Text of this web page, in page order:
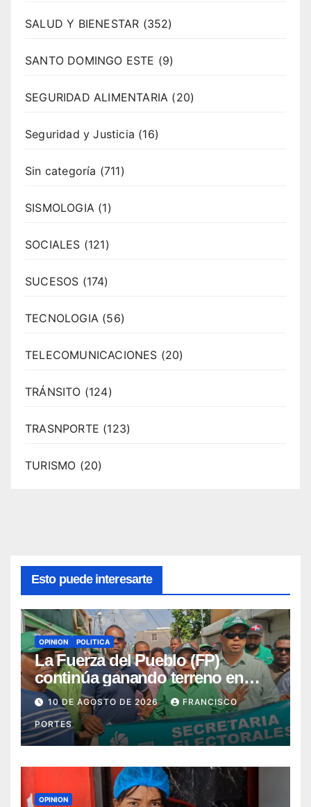
SALUD Y BIENESTAR (352)
SANTO DOMINGO ESTE (9)
SEGURIDAD ALIMENTARIA (20)
Seguridad y Justicia (16)
Sin categoría (711)
SISMOLOGIA (1)
SOCIALES (121)
SUCESOS (174)
TECNOLOGIA (56)
TELECOMUNICACIONES (20)
TRÁNSITO (124)
TRASNPORTE (123)
TURISMO (20)
Esto puede interesarte
OPINION POLITICA
La Fuerza del Pueblo (FP)
continúa ganando terreno en
SDE
10 DE AGOSTO DE 2026 FRANCISCO
PORTES
OPINION